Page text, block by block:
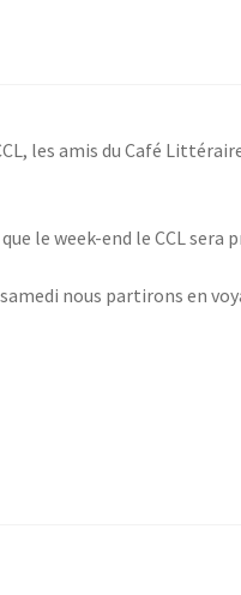
les amis du Café
le week-end le CCL
nous partirons en